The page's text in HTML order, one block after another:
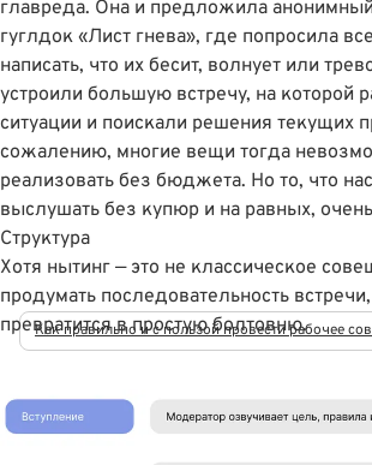
главреда. Она и предложила
гуглдок «Лист гнева», где попросила
написать, что их бесит, волнует или
устроили большую встречу, на которой
ситуации и поискали решения текущих
сожалению, многие вещи тогда
реализовать без бюджета. Но то, что
выслушать без купюр и на равных,
Структура
Хотя нытинг — это не классическое
продумать последовательность
превратится в простую болтовню.
Как правильно и с пользой провести рабочее